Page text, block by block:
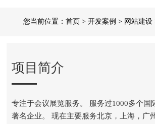
您当前位置： 首页 > 开发案例 > 网站建设
项目简介
专注于会议展览服务。 服务过1000多个国
著名企业。 现在主要服务北京，上海，广